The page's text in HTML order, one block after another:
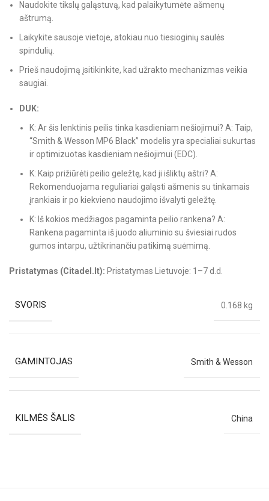
Naudokite tikslų galąstuvą, kad palaikytumėte ašmenų
aštrumą.
Laikykite sausoje vietoje, atokiau nuo tiesioginių saulės
spindulių.
Prieš naudojimą įsitikinkite, kad užrakto mechanizmas veikia
saugiai.
DUK:
K: Ar šis lenktinis peilis tinka kasdieniam nešiojimui? A: Taip,
“Smith & Wesson MP6 Black” modelis yra specialiai sukurtas
ir optimizuotas kasdieniam nešiojimui (EDC).
K: Kaip prižiūrėti peilio geležtę, kad ji išliktų aštri? A:
Rekomenduojama reguliariai galąsti ašmenis su tinkamais
įrankiais ir po kiekvieno naudojimo išvalyti geležtę.
K: Iš kokios medžiagos pagaminta peilio rankena? A:
Rankena pagaminta iš juodo aliuminio su šviesiai rudos
gumos intarpu, užtikrinančiu patikimą suėmimą.
Pristatymas (Citadel.lt): Pristatymas Lietuvoje: 1–7 d.d.
SVORIS 0.168 kg
GAMINTOJAS Smith & Wesson
KILMĖS ŠALIS China